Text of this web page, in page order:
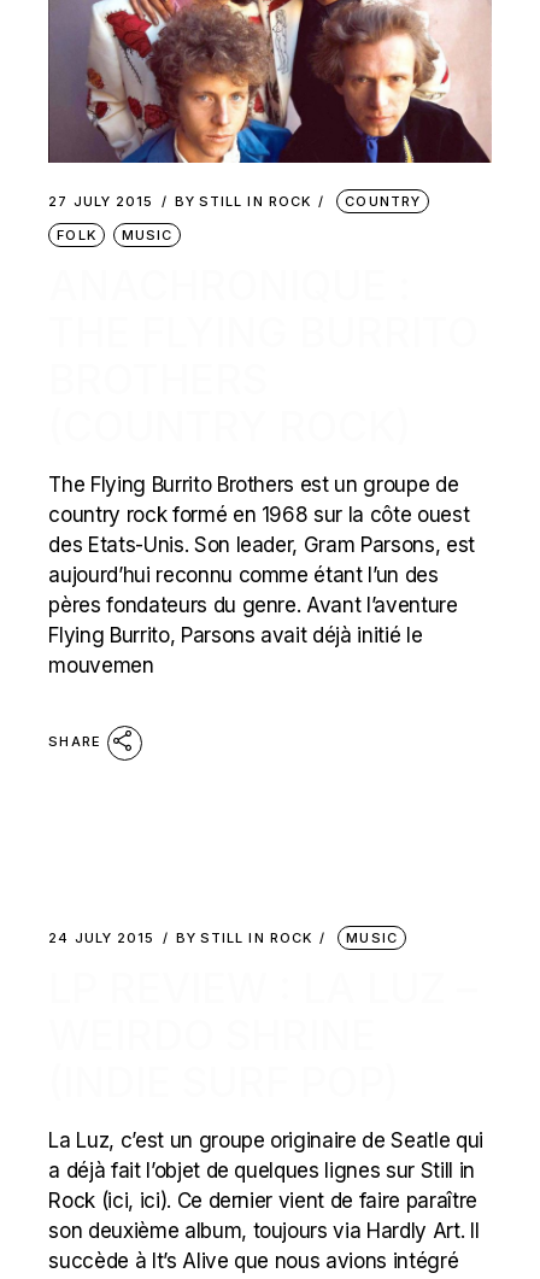
27 JULY 2015 BY STILL IN ROCK
COUNTRY
FOLK
MUSIC
The Flying Burrito Brothers est un groupe de
country rock formé en 1968 sur la côte ouest
des Etats-Unis. Son leader, Gram Parsons, est
aujourd’hui reconnu comme étant l’un des
pères fondateurs du genre. Avant l’aventure
Flying Burrito, Parsons avait déjà initié le
mouvemen
SHARE
24 JULY 2015 BY STILL IN ROCK MUSIC
La Luz, c’est un groupe originaire de Seatle qui
a déjà fait l’objet de quelques lignes sur Still in
Rock (ici, ici). Ce dernier vient de faire paraître
son deuxième album, toujours via Hardly Art. Il
succède à It’s Alive que nous avions intégré